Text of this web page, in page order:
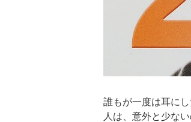
誰もが一度は耳に
人は、意外と少な